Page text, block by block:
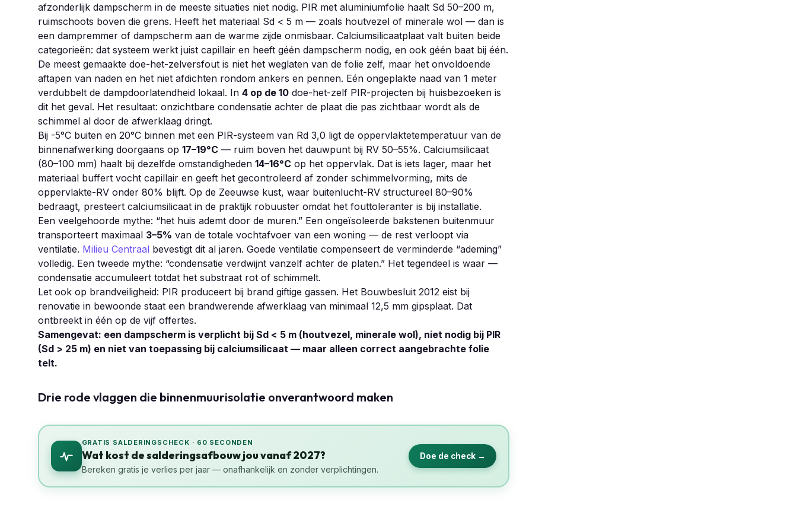
afzonderlijk dampscherm in de meeste situaties niet nodig. PIR met aluminiumfolie haalt Sd 50–200 m,
ruimschoots boven die grens. Heeft het materiaal Sd < 5 m — zoals houtvezel of minerale wol — dan is
een dampremmer of dampscherm aan de warme zijde onmisbaar. Calciumsilicaatplaat valt buiten beide
categorieën: dat systeem werkt juist capillair en heeft géén dampscherm nodig, en ook géén baat bij één.
De meest gemaakte doe-het-zelversfout is niet het weglaten van de folie zelf, maar het onvoldoende
aftapen van naden en het niet afdichten rondom ankers en pennen. Eén ongeplakte naad van 1 meter
verdubbelt de dampdoorlatendheid lokaal. In 4 op de 10 doe-het-zelf PIR-projecten bij huisbezoeken is
dit het geval. Het resultaat: onzichtbare condensatie achter de plaat die pas zichtbaar wordt als de
schimmel al door de afwerklaag dringt.
Bij -5°C buiten en 20°C binnen met een PIR-systeem van Rd 3,0 ligt de oppervlaktetemperatuur van de
binnenafwerking doorgaans op 17–19°C — ruim boven het dauwpunt bij RV 50–55%. Calciumsilicaat
(80–100 mm) haalt bij dezelfde omstandigheden 14–16°C op het oppervlak. Dat is iets lager, maar het
materiaal buffert vocht capillair en geeft het gecontroleerd af zonder schimmelvorming, mits de
oppervlakte-RV onder 80% blijft. Op de Zeeuwse kust, waar buitenlucht-RV structureel 80–90%
bedraagt, presteert calciumsilicaat in de praktijk robuuster omdat het fouttoleranter is bij installatie.
Een veelgehoorde mythe: “het huis ademt door de muren.” Een ongeïsoleerde bakstenen buitenmuur
transporteert maximaal 3–5% van de totale vochtafvoer van een woning — de rest verloopt via
ventilatie. Milieu Centraal bevestigt dit al jaren. Goede ventilatie compenseert de verminderde “ademing”
volledig. Een tweede mythe: “condensatie verdwijnt vanzelf achter de platen.” Het tegendeel is waar —
condensatie accumuleert totdat het substraat rot of schimmelt.
Let ook op brandveiligheid: PIR produceert bij brand giftige gassen. Het Bouwbesluit 2012 eist bij
renovatie in bewoonde staat een brandwerende afwerklaag van minimaal 12,5 mm gipsplaat. Dat
ontbreekt in één op de vijf offertes.
Samengevat: een dampscherm is verplicht bij Sd < 5 m (houtvezel, minerale wol), niet nodig bij PIR
(Sd > 25 m) en niet van toepassing bij calciumsilicaat — maar alleen correct aangebrachte folie
telt.
Drie rode vlaggen die binnenmuurisolatie onverantwoord maken
GRATIS SALDERINGSCHECK · 60 SECONDEN
Wat kost de salderingsafbouw jou vanaf 2027?
Bereken gratis je verlies per jaar — onafhankelijk en zonder verplichtingen.
Doe de check →